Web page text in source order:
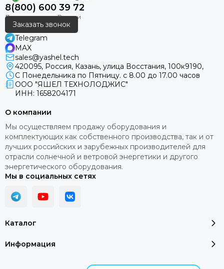
8(800) 600 39 72
Заказать звонок
Telegram
MAX
sales@yashel.tech
420095, Россия, Казань, улица Восстания, 100к9190,
С Понедельника по Пятницу. с 8.00 до 17.00 часов
ООО "ЯШЕЛ ТЕХНОЛОДЖИС"
ИНН: 1658204171
Каталог
Информация
О компании
Мы осуществляем продажу оборудования и
комплектующих как собственного производства, так и от
лучших российских и зарубежных производителей для
отрасли солнечной и ветровой энергетики и другого
энергетического оборудования.
Мы в социальных сетях